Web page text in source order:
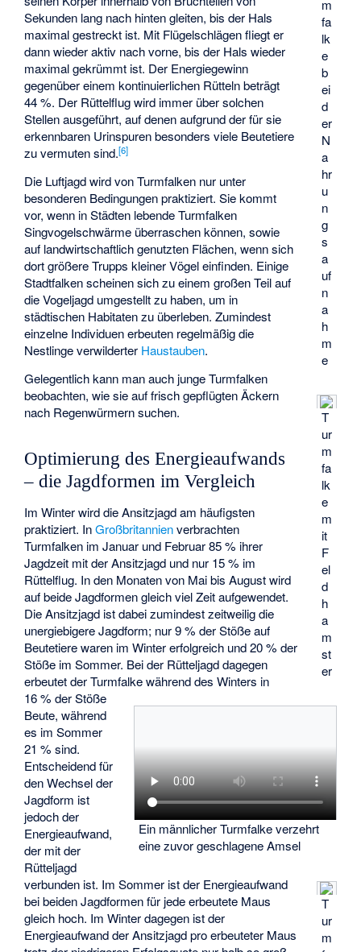
m
fa
lk
e
b
ei
d
er
N
a
hr
u
n
g
s
a
uf
n
a
h
m
e
T
ur
m
fa
lk
e
m
it
F
el
d
h
a
m
st
er
Ein männlicher Turmfalke verzehrt
eine zuvor geschlagene Amsel
T
ur
m
Sekunden lang nach hinten gleiten, bis der Hals
maximal gestreckt ist. Mit Flügelschlägen fliegt er
dann wieder aktiv nach vorne, bis der Hals wieder
maximal gekrümmt ist. Der Energiegewinn
gegenüber einem kontinuierlichen Rütteln beträgt
44 %. Der Rüttelflug wird immer über solchen
Stellen ausgeführt, auf denen aufgrund der für sie
erkennbaren Urinspuren besonders viele Beutetiere
zu vermuten sind.[6]
Die Luftjagd wird von Turmfalken nur unter
besonderen Bedingungen praktiziert. Sie kommt
vor, wenn in Städten lebende Turmfalken
Singvogelschwärme überraschen können, sowie
auf landwirtschaftlich genutzten Flächen, wenn sich
dort größere Trupps kleiner Vögel einfinden. Einige
Stadtfalken scheinen sich zu einem großen Teil auf
die Vogeljagd umgestellt zu haben, um in
städtischen Habitaten zu überleben. Zumindest
einzelne Individuen erbeuten regelmäßig die
Nestlinge verwilderter Haustauben.
Gelegentlich kann man auch junge Turmfalken
beobachten, wie sie auf frisch gepflügten Äckern
nach Regenwürmern suchen.
Optimierung des Energieaufwands
– die Jagdformen im Vergleich
Im Winter wird die Ansitzjagd am häufigsten
praktiziert. InGroßbritannienverbrachten
Turmfalken im Januar und Februar 85 % ihrer
Jagdzeit mit der Ansitzjagd und nur 15 % im
Rüttelflug. In den Monaten von Mai bis August wird
auf beide Jagdformen gleich viel Zeit aufgewendet.
Die Ansitzjagd ist dabei zumindest zeitweilig die
unergiebigere Jagdform; nur 9 % der Stöße auf
Beutetiere waren im Winter erfolgreich und 20 % der
Stöße im Sommer. Bei der Rütteljagd dagegen
erbeutet der Turmfalke während des Winters in
16 % der Stöße
Beute, während
es im Sommer
21 % sind.
Entscheidend für
den Wechsel der
Jagdform ist
jedoch der
Energieaufwand,
der mit der
Rütteljagd
verbunden ist. Im Sommer ist der Energieaufwand
bei beiden Jagdformen für jede erbeutete Maus
gleich hoch. Im Winter dagegen ist der
Energieaufwand der Ansitzjagd pro erbeuteter Maus